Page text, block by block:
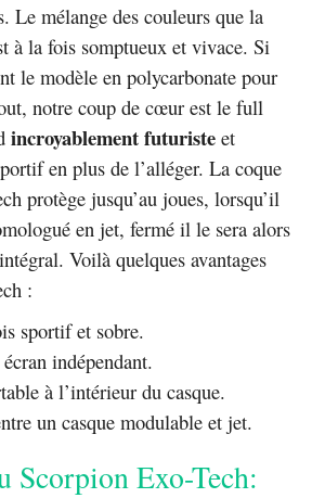
Le mélange des couleurs que la
à la fois somptueux et vivace. Si
le modèle en polycarbonate pour
notre coup de cœur est le full
incroyablement futuriste et
en plus de l’alléger. La coque
protège jusqu’au joues, lorsqu’il
en jet, fermé il le sera alors
Voilà quelques avantages
:
sportif et sobre.
indépendant.
à l’intérieur du casque.
un casque modulable et jet.
Scorpion Exo-Tech: